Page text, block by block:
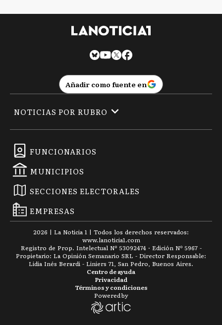
Añadir como fuente en
FUNCIONARIOS
MUNICIPIOS
SECCIONES ELECTORALES
EMPRESAS
NOTICIAS POR RUBRO
2026 | La Noticia 1 | Todos los derechos reservados:
www.lanoticia1.com
Registro de Prop. Intelectual Nº 53092474 · Edición Nº 5967 -
Propietario: La Opinión Semanario SRL - Director Responsable:
Lidia Inés Berardi - Liniers 71, San Pedro, Buenos Aires.
Términos y condiciones
Privacidad
Centro de ayuda
Powered by